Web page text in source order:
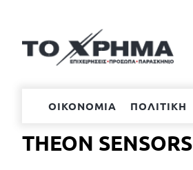
περιεχόμενο
ΟΙΚΟΝΟΜΙΑ ΠΟΛΙΤΙΚΗ
THEON SENSORS